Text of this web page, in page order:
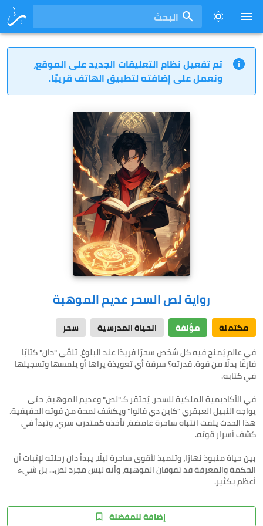
البحث
تم تفعيل نظام التعليقات الجديد على الموقع،
ونعمل على إضافته لتطبيق الهاتف قريبًا.
رواية لص السحر عديم الموهبة
مكتملة مؤلفة الحياة المدرسية
سحر
في عالم يُمنح فيه كل شخص سحرًا فريدًا عند البلوغ، تلقّى "دان" كتابًا
فارغًا بدلًا من قوة. قدرته؟ سرقة أي تعويذة يراها أو يلمسها وتسجيلها
في الأكاديمية الملكية للسحر، يُحتقر كـ"لص" وعديم الموهبة، حتى
يواجه النبيل العبقري "كاين دي فالوا" ويكشف لمحة من قوته الحقيقية.
هذا الحدث يلفت انتباه ساحرة غامضة، تأخذه كمتدرب سري، وتبدأ في
بين حياة منبوذ نهارًا، وتلميذ لأقوى ساحرة ليلًا، يبدأ دان رحلته لإثبات أن
الحكمة والمعرفة قد تفوقان الموهبة، وأنه ليس مجرد لص... بل شيء
أعظم بكثير.
إضافة للمفضلة